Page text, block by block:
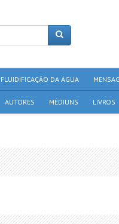
FLUIDIFICAÇÃO DA ÁGUA
AUTORES MÉDIUNS LIVROS